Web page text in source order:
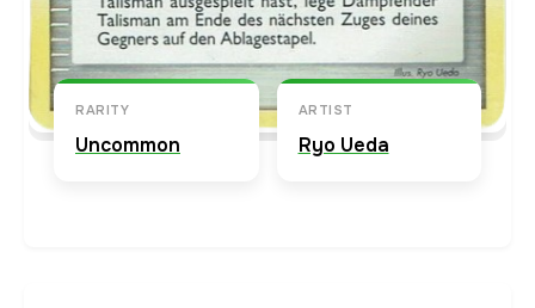
Karten-Info Englische Version →
RARITY
Uncommon
ARTIST
Ryo Ueda